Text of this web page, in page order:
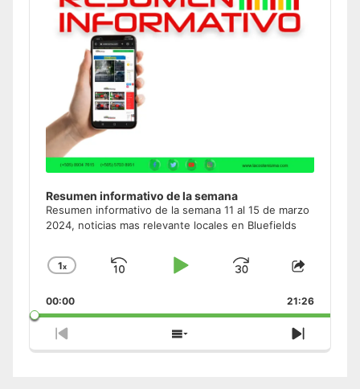
Resumen informativo de la semana
Resumen informativo de la semana 11 al 15 de marzo
2024, noticias mas relevante locales en Bluefields
Change
Rate
1x
Skip
Play
Jump
Forward
Share
Episode
00:00 21:26
Previous
Episode
Show
Episodes
Next
Episode